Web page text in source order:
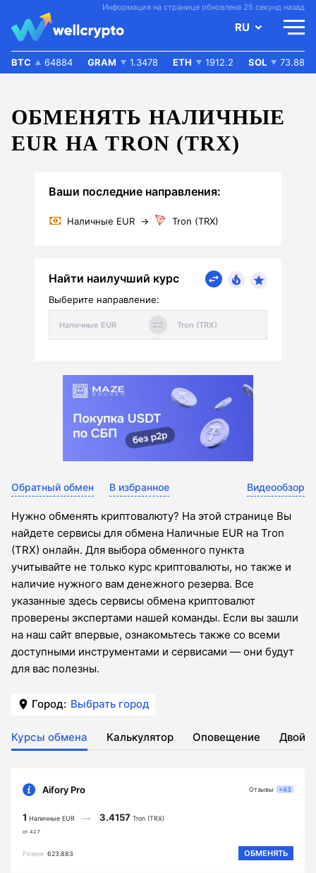
Информация на странице обновлена 25 секунд назад
RU
BTC 64884 GRAM 1.3478 ETH 1912.2 SOL 73.88
ОБМЕНЯТЬ НАЛИЧНЫЕ
EUR НА TRON (TRX)
Ваши последние направления:
Наличные EUR → Tron (TRX)
Найти наилучший курс
Выберите направление:
Обратный обмен В избранное Видеообзор
Нужно обменять криптовалюту? На этой странице Вы
найдете сервисы для обмена Наличные EUR на Tron
(TRX) онлайн. Для выбора обменного пункта
учитывайте не только курс криптовалюты, но также и
наличие нужного вам денежного резерва. Все
указанные здесь сервисы обмена криптовалют
проверены экспертами нашей команды. Если вы зашли
на наш сайт впервые, ознакомьтесь также со всеми
доступными инструментами и сервисами — они будут
для вас полезны.
Город: Выбрать город
Курсы обмена Калькулятор Оповещение
Aifory Pro
1 Наличные EUR
от 42.7
3.4157 Tron (TRX)
Резерв 623.883 ОБМЕНЯТЬ
Отзывы +43